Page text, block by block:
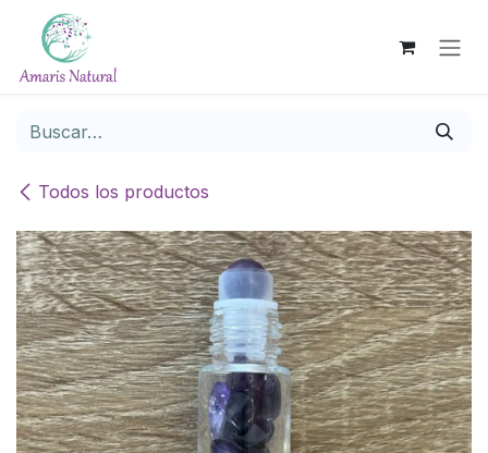
Ir al contenido
Todos los productos